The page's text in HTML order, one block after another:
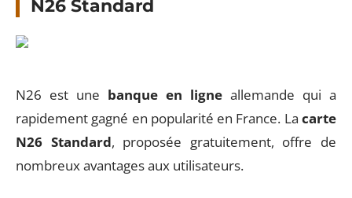
N26 Standard
N26 est une banque en ligne allemande qui a
rapidement gagné en popularité en France. La carte
N26 Standard, proposée gratuitement, offre de
nombreux avantages aux utilisateurs.